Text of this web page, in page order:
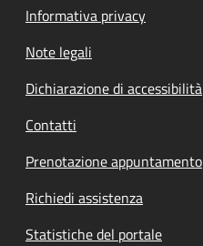
Informativa privacy
Note legali
Dichiarazione di accessibilità
Contatti
Prenotazione appuntamento
Richiedi assistenza
Statistiche del portale